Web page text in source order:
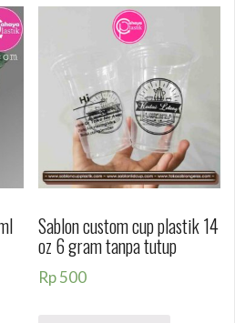
Sablon custom cup plastik 14
oz 6 gram tanpa tutup
Rp500